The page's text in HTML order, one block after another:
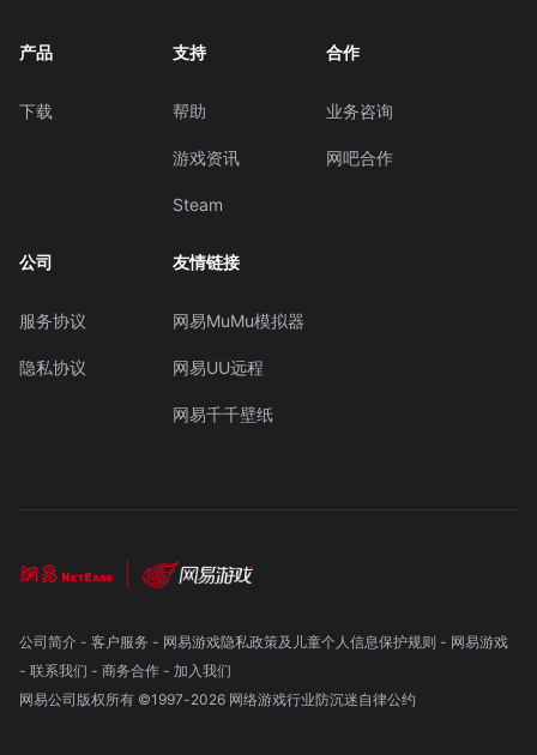
产品
下载
支持
帮助
游戏资讯
Steam
合作
业务咨询
网吧合作
公司
服务协议
隐私协议
友情链接
网易MuMu模拟器
网易UU远程
网易千千壁纸
公司简介- 客户服务 - 网易游戏隐私政策及儿童个人信息保护规则 - 网易游戏
- 联系我们 - 商务合作- 加入我们
网易公司版权所有 ©1997-2026 网络游戏行业防沉迷自律公约